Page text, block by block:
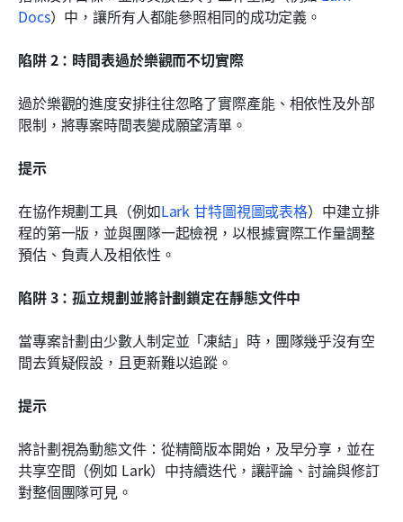
Docs）中，讓所有人都能參照相同的成功定義。
陷阱 2：時間表過於樂觀而不切實際
過於樂觀的進度安排往往忽略了實際產能、相依性及外部
限制，將專案時間表變成願望清單。
提示
在協作規劃工具（例如Lark 甘特圖視圖或表格）中建立排
程的第一版，並與團隊一起檢視，以根據實際工作量調整
預估、負責人及相依性。
陷阱 3：孤立規劃並將計劃鎖定在靜態文件中
當專案計劃由少數人制定並「凍結」時，團隊幾乎沒有空
間去質疑假設，且更新難以追蹤。
提示
將計劃視為動態文件：從精簡版本開始，及早分享，並在
共享空間（例如 Lark）中持續迭代，讓評論、討論與修訂
對整個團隊可見。